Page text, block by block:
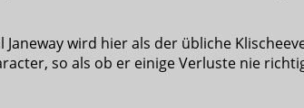
wird hier als der übliche
so als ob er einige Verluste nie